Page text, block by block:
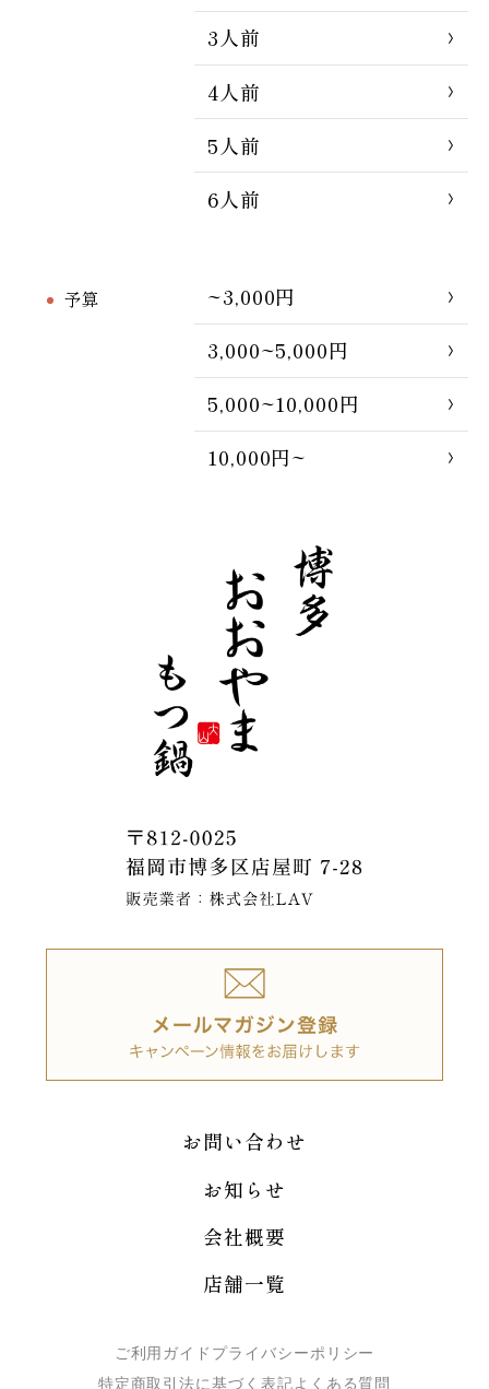
3人前
4人前
5人前
6人前
予算
~3,000円
3,000~5,000円
5,000~10,000円
10,000円~
お問い合わせ
お知らせ
会社概要
店舗一覧
ご利用ガイド プライバシーポリシー
特定商取引法に基づく表記よくある質問